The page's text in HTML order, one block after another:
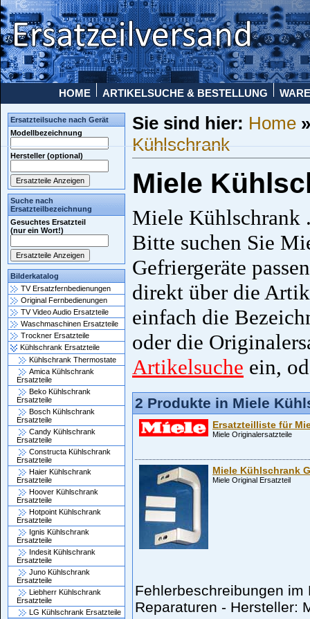
HOME ARTIKELSUCHE & BESTELLUNG
Ersatzteilsuche nach Gerät
Modellbezeichnung
Hersteller (optional)
Suche nach
Ersatzteilbezeichnung
Gesuchtes Ersatzteil
(nur ein Wort!)
Bilderkatalog
TV Ersatzfernbedienungen
Original Fernbedienungen
TV Video Audio Ersatzteile
Waschmaschinen Ersatzteile
Trockner Ersatzteile
Kühlschrank Ersatzteile
Kühlschrank Thermostate
Amica Kühlschrank
Ersatzteile
Beko Kühlschrank
Ersatzteile
Bosch Kühlschrank
Ersatzteile
Candy Kühlschrank
Ersatzteile
Constructa Kühlschrank
Ersatzteile
Haier Kühlschrank
Ersatzteile
Hoover Kühlschrank
Ersatzteile
Hotpoint Kühlschrank
Ersatzteile
Ignis Kühlschrank
Ersatzteile
Indesit Kühlschrank
Ersatzteile
Juno Kühlschrank
Ersatzteile
Liebherr Kühlschrank
Ersatzteile
LG Kühlschrank Ersatzteile
Sie sind hier: Home
Kühlschrank
Miele
Miele Kühlschrank
Bitte suchen Sie
Gefriergeräte
direkt über die
einfach die
oder die
Artikelsuche ein,
2 Produkte in Miele
Ersatzteilliste für
Miele Originalersatzteile
Miele Kühlschrank
Miele Original Ersatzteil
Fehlerbeschreibungen
Reparaturen - Hersteller: